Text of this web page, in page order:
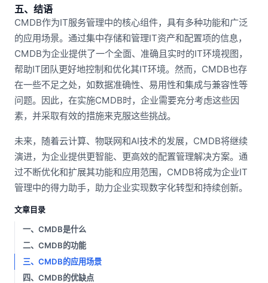
五、结语
CMDB作为IT服务管理中的核心组件，具有多种功能和广泛
的应用场景。通过集中存储和管理IT资产和配置项的信息，
CMDB为企业提供了一个全面、准确且实时的IT环境视图，
帮助IT团队更好地控制和优化其IT环境。然而，CMDB也存
在一些不足之处，如数据准确性、易用性和集成与兼容性等
问题。因此，在实施CMDB时，企业需要充分考虑这些因
素，并采取有效的措施来克服这些挑战。
未来，随着云计算、物联网和AI技术的发展，CMDB将继续
演进，为企业提供更智能、更高效的配置管理解决方案。通
过不断优化和扩展其功能和应用范围，CMDB将成为企业IT
管理中的得力助手，助力企业实现数字化转型和持续创新。
文章目录
一、CMDB是什么
二、CMDB的功能
三、CMDB的应用场景
四、CMDB的优缺点